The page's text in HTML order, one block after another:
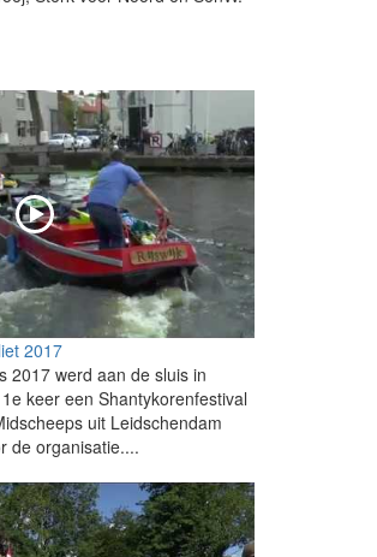
2017
2017 werd aan de sluis in
keer een Shantykorenfestival
uit Leidschendam
de organisatie....